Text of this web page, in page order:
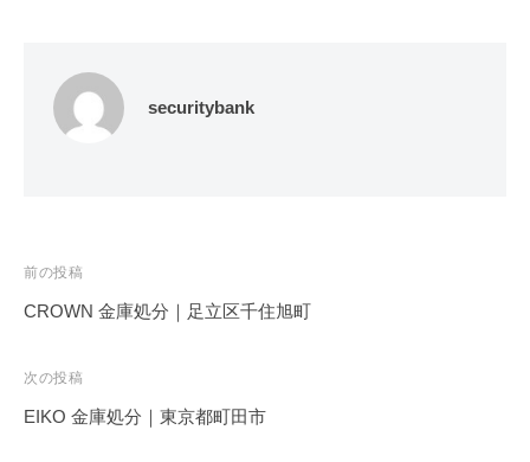
securitybank
投
稿
ビ
ゲ
前の投稿
CROWN 金庫処分｜足立区千住旭町
次の投稿
EIKO 金庫処分｜東京都町田市